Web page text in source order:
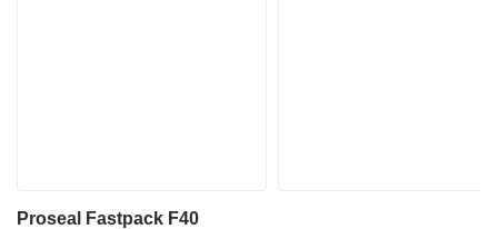
Proseal Fastpack F40